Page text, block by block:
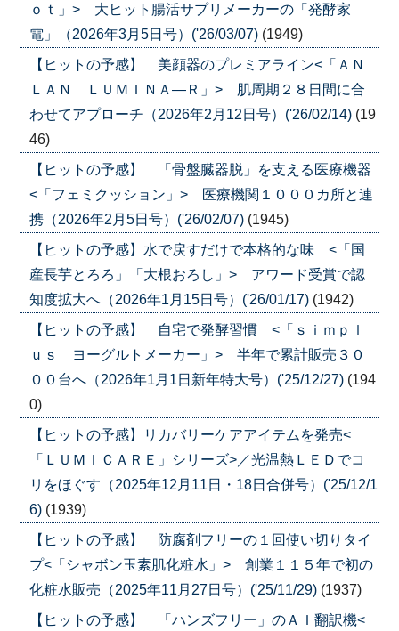
ｏｔ」> 大ヒット腸活サプリメーカーの「発酵家
電」（2026年3月5日号）('26/03/07) (1949)
【ヒットの予感】 美顔器のプレミアライン<「ＡＮ
ＬＡＮ ＬＵＭＩＮＡ―Ｒ」> 肌周期２８日間に合
わせてアプローチ（2026年2月12日号）('26/02/14) (19
46)
【ヒットの予感】 「骨盤臓器脱」を支える医療機器
<「フェミクッション」> 医療機関１０００カ所と連
携（2026年2月5日号）('26/02/07) (1945)
【ヒットの予感】水で戻すだけで本格的な味 <「国
産長芋とろろ」「大根おろし」> アワード受賞で認
知度拡大へ（2026年1月15日号）('26/01/17) (1942)
【ヒットの予感】 自宅で発酵習慣 <「ｓｉｍｐｌ
ｕｓ ヨーグルトメーカー」> 半年で累計販売３０
００台へ（2026年1月1日新年特大号）('25/12/27) (194
0)
【ヒットの予感】リカバリーケアアイテムを発売<
「ＬＵＭＩＣＡＲＥ」シリーズ>／光温熱ＬＥＤでコ
リをほぐす（2025年12月11日・18日合併号）('25/12/1
6) (1939)
【ヒットの予感】 防腐剤フリーの１回使い切りタイ
プ<「シャボン玉素肌化粧水」> 創業１１５年で初の
化粧水販売（2025年11月27日号）('25/11/29) (1937)
【ヒットの予感】 「ハンズフリー」のＡＩ翻訳機<